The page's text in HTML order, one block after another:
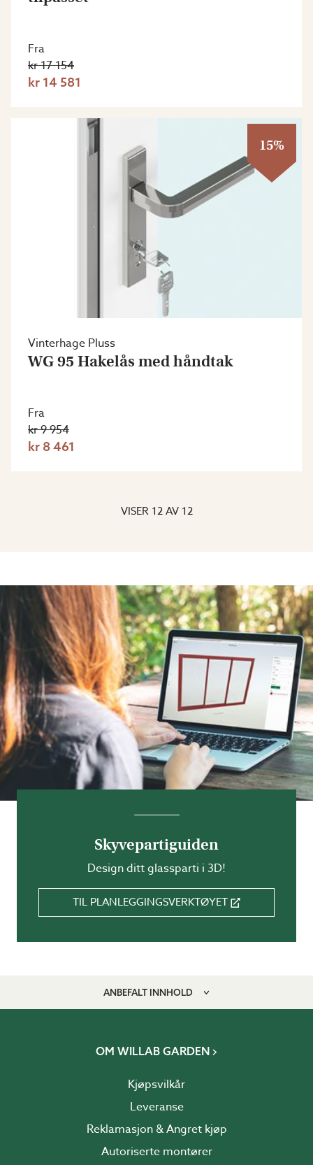
Fra
kr 17 154
kr 14 581
15%
Vinterhage Pluss
WG 95 Hakelås med håndtak
Fra
kr 9 954
kr 8 461
VISER 12 AV 12
Skyvepartiguiden
Design ditt glassparti i 3D!
TIL PLANLEGGINGSVERKTØYET
ANBEFALT INNHOLD
OM WILLAB GARDEN
Kjøpsvilkår
Leveranse
Reklamasjon & Angret kjøp
Autoriserte montører